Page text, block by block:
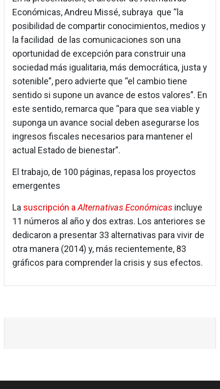
Económicas, Andreu Missé, subraya que “la
posibilidad de compartir conocimientos, medios y
la facilidad de las comunicaciones son una
oportunidad de excepción para construir una
sociedad más igualitaria, más democrática, justa y
sotenible”, pero advierte que “el cambio tiene
sentido si supone un avance de estos valores”. En
este sentido, remarca que “para que sea viable y
suponga un avance social deben asegurarse los
ingresos fiscales necesarios para mantener el
actual Estado de bienestar”.
El trabajo, de 100 páginas, repasa los proyectos
emergentes
La suscripción a Alternativas Económicas incluye
11 números al año y dos extras. Los anteriores se
dedicaron a presentar 33 alternativas para vivir de
otra manera (2014) y, más recientemente, 83
gráficos para comprender la crisis y sus efectos.